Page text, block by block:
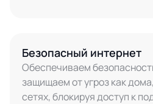
Безопасный интернет
Обеспечиваем
защищаем от угроз как
сетях, блокируя доступ к